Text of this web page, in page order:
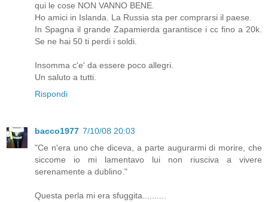
qui le cose NON VANNO BENE.
Ho amici in Islanda. La Russia sta per comprarsi il paese.
In Spagna il grande Zapamierda garantisce i cc fino a 20k.
Se ne hai 50 ti perdi i soldi.
Insomma c'e' da essere poco allegri.
Un saluto a tutti.
Rispondi
bacco1977 7/10/08 20:03
"Ce n'era uno che diceva, a parte augurarmi di morire, che
siccome io mi lamentavo lui non riusciva a vivere
serenamente a dublino."
Questa perla mi era sfuggita..........